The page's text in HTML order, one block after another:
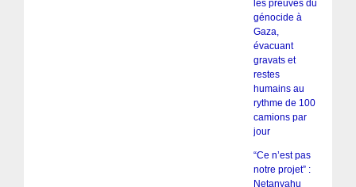
les preuves du
génocide à
Gaza,
évacuant
gravats et
restes
humains au
rythme de 100
camions par
jour
“Ce n’est pas
notre projet” :
Netanyahu